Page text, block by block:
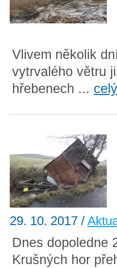
Vlivem několik
vytrvalého větru
hřebenech ...
29. 10. 2017 /
Dnes dopoledne
Krušných hor